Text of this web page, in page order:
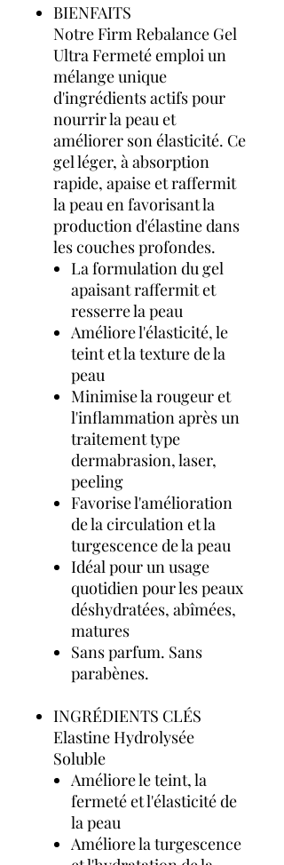
BIENFAITS
Notre Firm Rebalance Gel
Ultra Fermeté emploi un
mélange unique
d'ingrédients actifs pour
nourrir la peau et
améliorer son élasticité. Ce
gel léger, à absorption
rapide, apaise et raffermit
la peau en favorisant la
production d'élastine dans
les couches profondes.
La formulation du gel
apaisant raffermit et
resserre la peau
Améliore l'élasticité, le
teint et la texture de la
peau
Minimise la rougeur et
l'inflammation après un
traitement type
dermabrasion, laser,
peeling
Favorise l'amélioration
de la circulation et la
turgescence de la peau
Idéal pour un usage
quotidien pour les peaux
déshydratées, abîmées,
matures
Sans parfum. Sans
parabènes.
INGRÉDIENTS CLÉS
Elastine Hydrolysée
Soluble
Améliore le teint, la
fermeté et l'élasticité de
la peau
Améliore la turgescence